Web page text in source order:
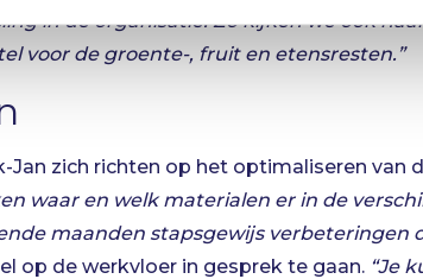
in de organisatie. Zo kijken we ook
voor de groente-, fruit en etensresten.”
Jan zich richten op het optimaliseren van
waar en welk materialen er in de
maanden stapsgewijs verbeteringen
op de werkvloer in gesprek te gaan. “Je